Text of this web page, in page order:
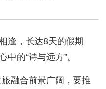
逢，长达8天的假期
的“诗与远方”。
融合前景广阔，要推